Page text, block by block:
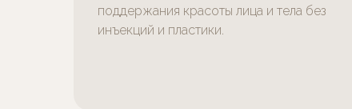
поддержания красоты лица и тела без
инъекций и пластики.